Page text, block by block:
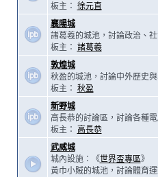
板主： 徐元直
襄陽城
諸葛羲的城池，討論政治、
板主： 諸葛羲
敦煌城
秋盈的城池，討論中外歷史與
板主： 秋盈
新野城
高長恭的討論區，討論各種
板主：
高長恭
武威城
城內設施：《世界盃專區》
黃巾小賊的城池，討論體育